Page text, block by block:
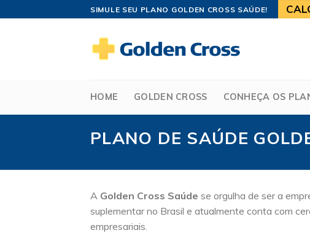
SIMULE SEU PLANO GOLDEN CROSS SAÚDE!
HOME GOLDEN CROSS CONHEÇA OS
PLANO DE SAÚDE
A Golden Cross Saúde se orgulha de ser a
suplementar no Brasil e atualmente conta com
empresariais.